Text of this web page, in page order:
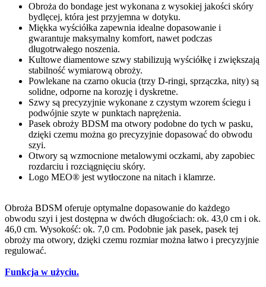
Obroża do bondage jest wykonana z wysokiej jakości skóry
bydlęcej, która jest przyjemna w dotyku.
Miękka wyściółka zapewnia idealne dopasowanie i
gwarantuje maksymalny komfort, nawet podczas
długotrwałego noszenia.
Kultowe diamentowe szwy stabilizują wyściółkę i zwiększają
stabilność wymiarową obroży.
Powlekane na czarno okucia (trzy D-ringi, sprzączka, nity) są
solidne, odporne na korozję i dyskretne.
Szwy są precyzyjnie wykonane z czystym wzorem ściegu i
podwójnie szyte w punktach naprężenia.
Pasek obroży BDSM ma otwory podobne do tych w pasku,
dzięki czemu można go precyzyjnie dopasować do obwodu
szyi.
Otwory są wzmocnione metalowymi oczkami, aby zapobiec
rozdarciu i rozciągnięciu skóry.
Logo MEO® jest wytłoczone na nitach i klamrze.
Obroża BDSM oferuje optymalne dopasowanie do każdego
obwodu szyi i jest dostępna w dwóch długościach: ok. 43,0 cm i ok.
46,0 cm. Wysokość: ok. 7,0 cm. Podobnie jak pasek, pasek tej
obroży ma otwory, dzięki czemu rozmiar można łatwo i precyzyjnie
regulować.
Funkcja w użyciu.